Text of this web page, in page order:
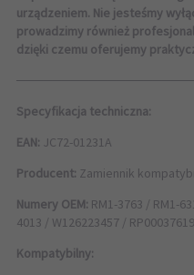
urządzeniem. Nie jesteśmy
prowadzimy również
dzięki czemu oferujemy
Specyfikacja techniczna:
EAN: JC72-01231A
Producent: Zamiennik
Numery OEM: RM1-3763 / RM1-
4013 / W126223457 /
Kompatybilny: